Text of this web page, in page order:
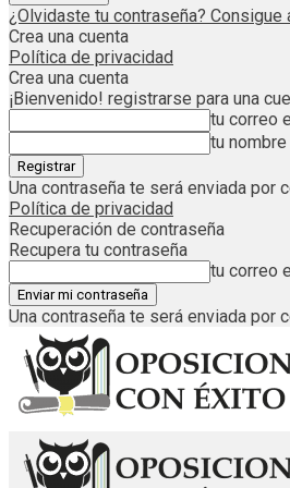
¿Olvidaste tu contraseña? Consigue
Crea una cuenta
Política de privacidad
Crea una cuenta
¡Bienvenido! registrarse para una
tu correo
tu
Una contraseña te será enviada por
Política de privacidad
Recuperación de contraseña
Recupera tu contraseña
tu correo
Una contraseña te será enviada por